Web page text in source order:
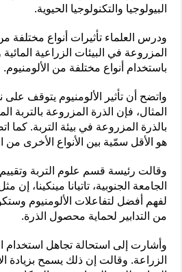
البيولوجيا والتكنولوجيا الحيوية.
ودرس العلماء تأثيرات أنواع مختلفة
المزروعة في البيئات الزراعية
باستخدام أنواع مختلفة من الألومنيوم.
واتضح أن تأثير الألومنيوم يتوقف
المثال، فإن الذرة المزروعة بالتربة
هو الأقل سمّية بين الأنواع الأخرى من
وقالت رئيسة قسم علوم التربة
الجامعة الجنوبية، تاتيانا مينكينا، إن
لفهم أفضل لتفاعلات الألومنيوم
من التدابير لحماية محصول الذرة.
وأشارت إلى استحالة تجاهل استخدام
الزراعة. وقالت إن ذلك يسمح بزيادة